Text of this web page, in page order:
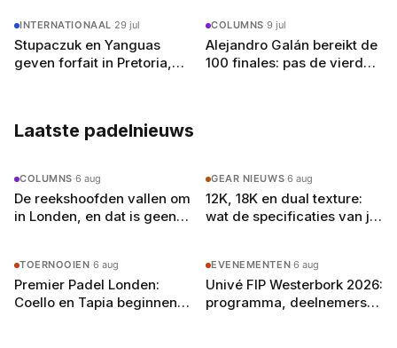
lokale club in Amsterdam-Oost en droomt hij
van een terugkeer naar het P2-circuit — als
journalist, welteverstaan.
INTERNATIONAAL·29 jul
Stupaczuk en Yanguas
geven forfait in Pretoria,
COLUMNS·9 jul
Alejandro Galán bereikt de
100 finales: pas de vierde
Laatste padelnieuws
COLUMNS·6 aug
De reekshoofden vallen om
in Londen, en dat is geen
GEAR NIEUWS·6 aug
12K, 18K en dual texture:
wat de specificaties van je
TOERNOOIEN·6 aug
Premier Padel Londen:
Coello en Tapia beginnen
EVENEMENTEN·6 aug
Univé FIP Westerbork 2026:
programma, deelnemers